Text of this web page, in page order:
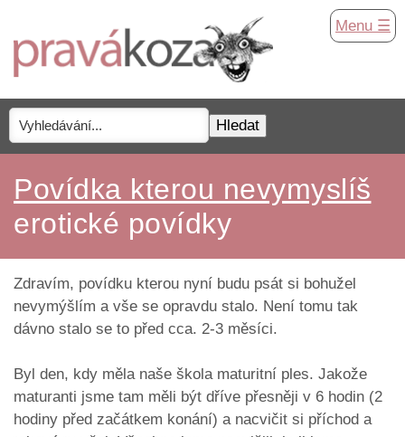
Menu ☰
Povídka kterou nevymyslíš
erotické povídky
Zdravím, povídku kterou nyní budu psát si bohužel
nevymýšlím a vše se opravdu stalo. Není tomu tak
dávno stalo se to před cca. 2-3 měsíci.
Byl den, kdy měla naše škola maturitní ples. Jakože
maturanti jsme tam měli být dříve přesněji v 6 hodin (2
hodiny před začátkem konání) a nacvičit si příchod a